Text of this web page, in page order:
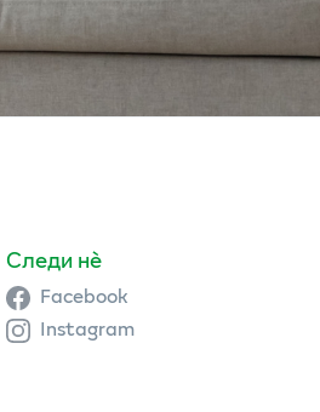
Следи нè
Facebook
Instagram